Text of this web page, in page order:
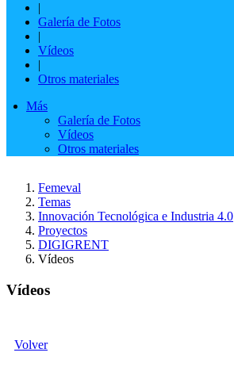
|
Galería de Fotos
|
Vídeos
|
Otros materiales
Más
Galería de Fotos
Vídeos
Otros materiales
Femeval
Temas
Innovación Tecnológica e Industria 4.0
Proyectos
DIGIGRENT
Vídeos
Vídeos
Volver